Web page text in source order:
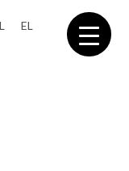
EL